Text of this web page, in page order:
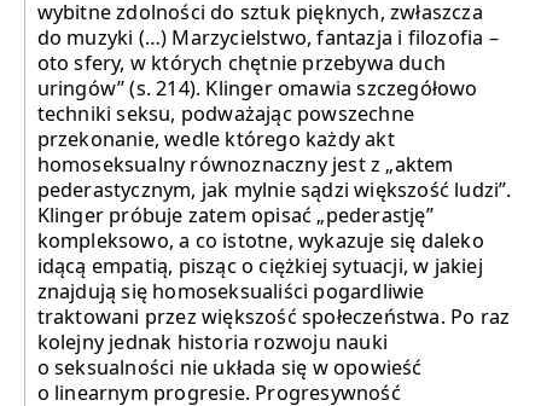
wybitne zdolności do sztuk pięknych, zwłaszcza
do muzyki (…) Marzycielstwo, fantazja i filozofia –
oto sfery, w których chętnie przebywa duch
uringów” (s. 214). Klinger omawia szczegółowo
techniki seksu, podważając powszechne
przekonanie, wedle którego każdy akt
homoseksualny równoznaczny jest z „aktem
pederastycznym, jak mylnie sądzi większość ludzi”.
Klinger próbuje zatem opisać „pederastję”
kompleksowo, a co istotne, wykazuje się daleko
idącą empatią, pisząc o ciężkiej sytuacji, w jakiej
znajdują się homoseksualiści pogardliwie
traktowani przez większość społeczeństwa. Po raz
kolejny jednak historia rozwoju nauki
o seksualności nie układa się w opowieść
o linearnym progresie. Progresywność